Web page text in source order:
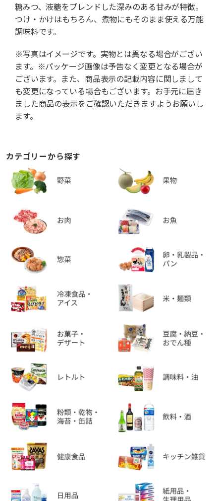
糖みつ、液糖をブレンドした深みのある甘みが特徴。
つけ・かけはもちろん、煮物にもそのまま使える万能
調味料です。
※写真はイメージです。実物とは異なる場合がござい
ます。※パッケージ画像は予告なく変更となる場合が
ございます。また、商品表示の記載内容に関しまして
も変更になっている場合もございます。お手元に届き
ました商品の表示をご確認いただきますようお願いし
ます。
カテゴリーから探す